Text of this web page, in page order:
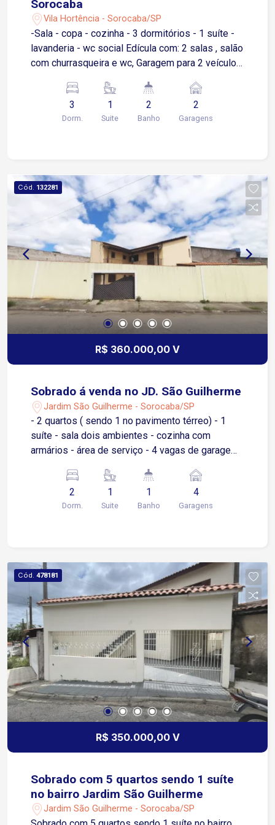
Sorocaba
Vila Hortência - Sorocaba/SP
-Sala - copa - cozinha - 3 dormitórios - 1 suíte -
lavanderia - wc social Edícula com: 2 salas , salão
com churrasqueira e wc, Garagem para 2 veículos
3
Dorm.
1
Suite
2
Banho
2
Garagens
Cód. 132281
R$ 360.000,00 V
Sobrado á venda no JD. São Guilherme
Jardim São Guilherme - Sorocaba/SP
- 2 quartos ( sendo 1 no pavimento térreo) - 1
suíte - sala dois ambientes - cozinha com
armários - área de serviço - 4 vagas de garagem
pontos comerciais como: supermercados,
farmácias, lojas, pet shop, sorveteria e etc...
2
Dorm.
1
Suite
1
Banho
4
Garagens
Cód. 478181
R$ 350.000,00 V
Sobrado com 5 quartos sendo 1 suíte
no bairro Jardim São Guilherme
Jardim São Guilherme - Sorocaba/SP